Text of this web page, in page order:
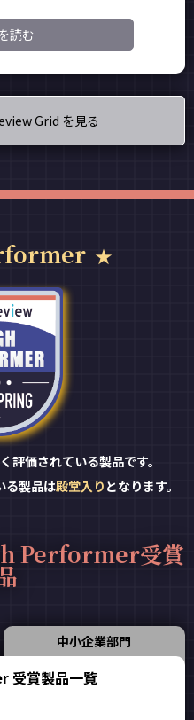
読む
Grid を見る
評価されている製品です。
る製品は殿堂入り となります。
Performer受賞
中小企業部門
受賞製品一覧